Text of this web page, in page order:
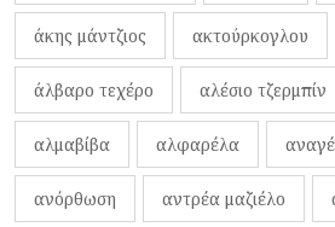
άκης μάντζιος ακτούρκογλου
άλβαρο τεχέρο αλέσιο τζερμπίν
αλμαβίβα αλφαρέλα
ανόρθωση αντρέα μαζιέλο